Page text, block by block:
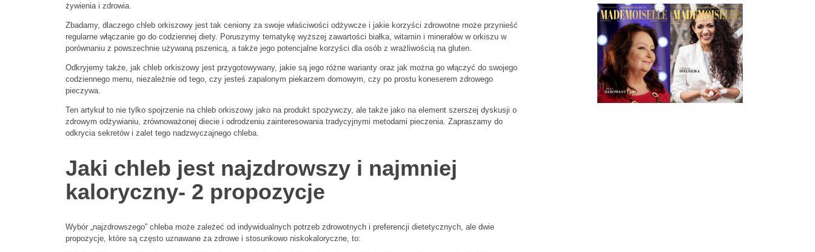
żywienia i zdrowia.
Zbadamy, dlaczego chleb orkiszowy jest tak ceniony za swoje właściwości odżywcze i jakie korzyści zdrowotne może przynieść
regularne włączanie go do codziennej diety. Poruszymy tematykę wyższej zawartości białka, witamin i minerałów w orkiszu w
porównaniu z powszechnie używaną pszenicą, a także jego potencjalne korzyści dla osób z wrażliwością na gluten.
Odkryjemy także, jak chleb orkiszowy jest przygotowywany, jakie są jego różne warianty oraz jak można go włączyć do swojego
codziennego menu, niezależnie od tego, czy jesteś zapalonym piekarzem domowym, czy po prostu koneserem zdrowego
pieczywa.
Ten artykuł to nie tylko spojrzenie na chleb orkiszowy jako na produkt spożywczy, ale także jako na element szerszej dyskusji o
zdrowym odżywianiu, zrównoważonej diecie i odrodzeniu zainteresowania tradycyjnymi metodami pieczenia. Zapraszamy do
odkrycia sekretów i zalet tego nadzwyczajnego chleba.
Jaki chleb jest najzdrowszy i najmniej
kaloryczny- 2 propozycje
Wybór „najzdrowszego” chleba może zależeć od indywidualnych potrzeb zdrowotnych i preferencji dietetycznych, ale dwie
propozycje, które są często uznawane za zdrowe i stosunkowo niskokaloryczne, to: